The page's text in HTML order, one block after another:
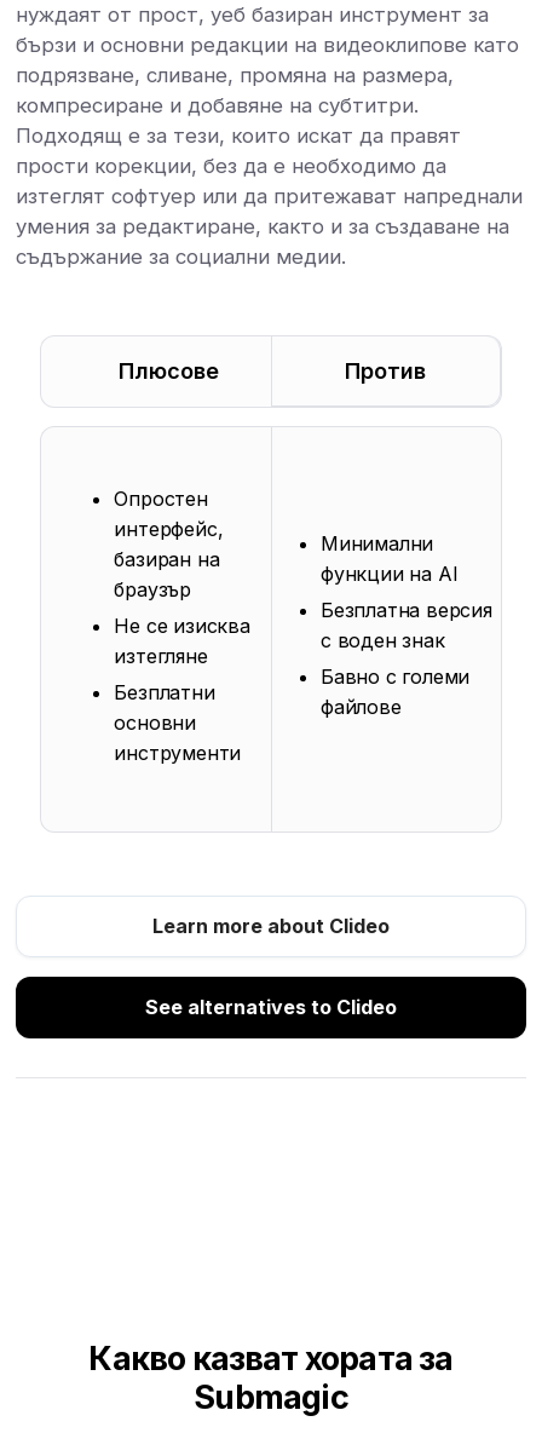
нуждаят от прост, уеб базиран инструмент за
бързи и основни редакции на видеоклипове като
подрязване, сливане, промяна на размера,
компресиране и добавяне на субтитри.
Подходящ е за тези, които искат да правят
прости корекции, без да е необходимо да
изтеглят софтуер или да притежават напреднали
умения за редактиране, както и за създаване на
съдържание за социални медии.
Плюсове Против
Опростен
интерфейс,
базиран на
браузър
Не се изисква
изтегляне
Безплатни
основни
инструменти
Минимални
функции на AI
Безплатна версия
с воден знак
Бавно с големи
файлове
Learn more about Clideo
See alternatives to Clideo
Какво казват хората за
Submagic